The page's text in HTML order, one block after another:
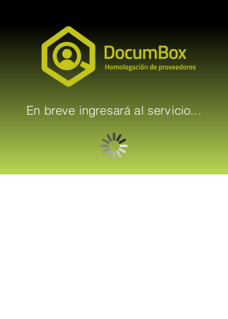
En breve ingresará al servicio...